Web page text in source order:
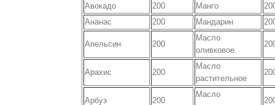
Авокадо
200 Манго
Ананас
200 Мандарин
Апельсин 200
Масло
оливковое
Арахис 200
Масло
растительное
Арбуз 200
Масло